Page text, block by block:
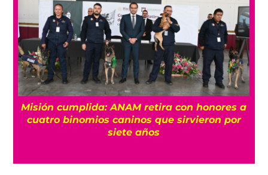
Misión cumplida: ANAM retira con honores a
cuatro binomios caninos que sirvieron por
siete años